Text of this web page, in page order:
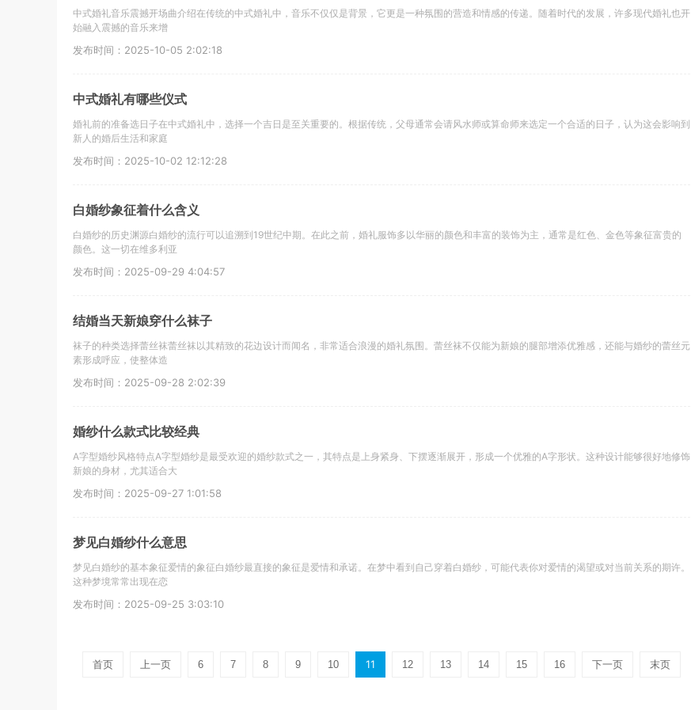
中式婚礼音乐震撼开场曲介绍在传统的中式婚礼中，音乐不仅仅是背景，它更是一种氛围的营造和情感的传递。随着时代的发展，许多现代婚礼也开
始融入震撼的音乐来增
发布时间：2025-10-05 2:02:18
中式婚礼有哪些仪式
婚礼前的准备选日子在中式婚礼中，选择一个吉日是至关重要的。根据传统，父母通常会请风水师或算命师来选定一个合适的日子，认为这会影响到
新人的婚后生活和家庭
发布时间：2025-10-02 12:12:28
白婚纱象征着什么含义
白婚纱的历史渊源白婚纱的流行可以追溯到19世纪中期。在此之前，婚礼服饰多以华丽的颜色和丰富的装饰为主，通常是红色、金色等象征富贵的
颜色。这一切在维多利亚
发布时间：2025-09-29 4:04:57
结婚当天新娘穿什么袜子
袜子的种类选择蕾丝袜蕾丝袜以其精致的花边设计而闻名，非常适合浪漫的婚礼氛围。蕾丝袜不仅能为新娘的腿部增添优雅感，还能与婚纱的蕾丝元
素形成呼应，使整体造
发布时间：2025-09-28 2:02:39
婚纱什么款式比较经典
A字型婚纱风格特点A字型婚纱是最受欢迎的婚纱款式之一，其特点是上身紧身、下摆逐渐展开，形成一个优雅的A字形状。这种设计能够很好地修饰
新娘的身材，尤其适合大
发布时间：2025-09-27 1:01:58
梦见白婚纱什么意思
梦见白婚纱的基本象征爱情的象征白婚纱最直接的象征是爱情和承诺。在梦中看到自己穿着白婚纱，可能代表你对爱情的渴望或对当前关系的期许。
这种梦境常常出现在恋
发布时间：2025-09-25 3:03:10
首页 上一页 6 7 8 9 10 11 12 13 14 15 16 下一页 末页